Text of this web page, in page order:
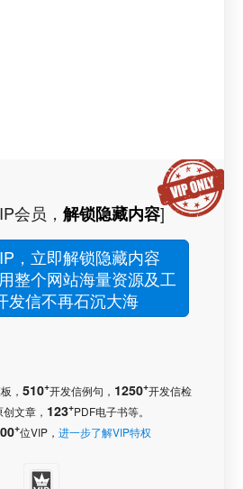
会员， 解锁隐藏内容]
，立即解锁隐藏内容
整个网站海量资源及工
发信不再石沉大海
， 510+开发信例句， 1250+开发信检
创文章， 123+PDF电子书等。
+位VIP， 进一步了解VIP特权